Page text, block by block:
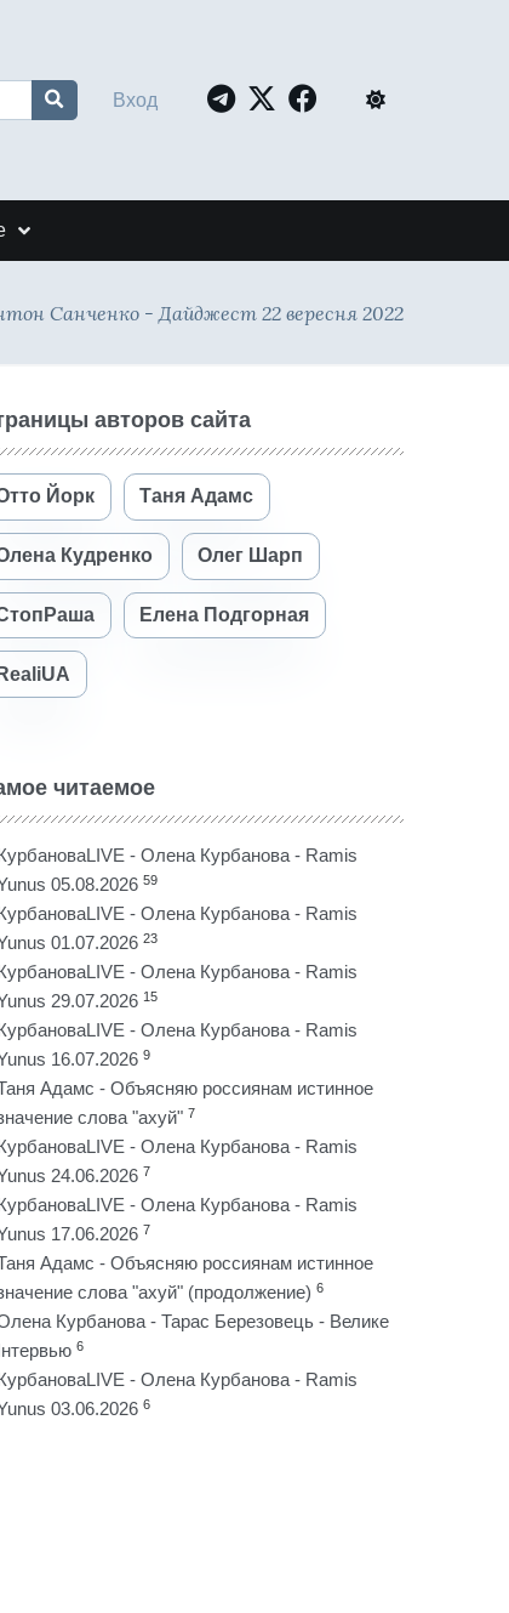
Вход
Санченко - Дайджест 22 вересня 2022
авторов сайта
Йорк Таня Адамс
Кудренко Олег Шарп
Елена Подгорная
RealiUA
читаемое
- Олена Курбанова - Ramis
05.08.2026 59
- Олена Курбанова - Ramis
01.07.2026 23
- Олена Курбанова - Ramis
29.07.2026 15
- Олена Курбанова - Ramis
16.07.2026 9
Адамс - Объясняю россиянам истинное
слова "ахуй" 7
- Олена Курбанова - Ramis
24.06.2026 7
- Олена Курбанова - Ramis
17.06.2026 7
Адамс - Объясняю россиянам истинное
слова "ахуй" (продолжение) 6
Курбанова - Тарас Березовець - Велике
6
- Олена Курбанова - Ramis
03.06.2026 6